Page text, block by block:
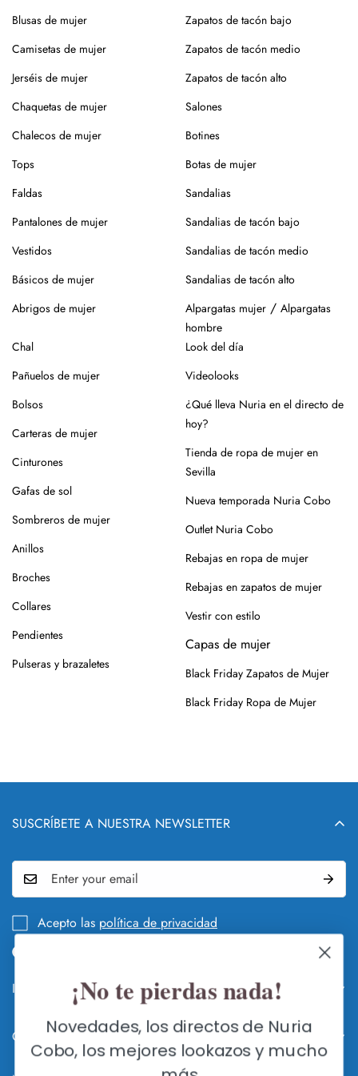
suciedad, limpiar con un paño ligeramente húmedo y
productos específicos para calzado de piel. Guarda en
lugar seco y con forma (relleno de papel o con horma),
alejados de fuentes de calor.
Para los modelos de yute, evita mojar la suela. En caso de
roce, usa un cepillo suave en seco.
Siempre es mejor guardarlos en su caja o funda de tela,
para que se conserven como el primer día.
Blusas de mujer
Camisetas de mujer
Jerséis de mujer
Chaquetas de mujer
Chalecos de mujer
Tops
Faldas
Pantalones de mujer
Vestidos
Básicos de mujer
Abrigos de mujer
Zapatos de tacón bajo
Zapatos de tacón medio
Zapatos de tacón alto
Salones
Botines
Botas de mujer
Sandalias
Sandalias de tacón bajo
Sandalias de tacón medio
Sandalias de tacón alto
Alpargatas mujer / Alpargatas
hombre
Chal
Pañuelos de mujer
Bolsos
Carteras de mujer
Cinturones
Gafas de sol
Sombreros de mujer
Anillos
Broches
Collares
Pendientes
Pulseras y brazaletes
Look del día
Videolooks
¿Qué lleva Nuria en el directo de
hoy?
Tienda de ropa de mujer en
Sevilla
Nueva temporada Nuria Cobo
Outlet Nuria Cobo
Rebajas en ropa de mujer
Rebajas en zapatos de mujer
Vestir con estilo
Capas de mujer
Black Friday Zapatos de Mujer
Black Friday Ropa de Mujer
SUSCRÍBETE A NUESTRA NEWSLETTER
Acepto las política de privacidad
Info legal y DEVOLUCIONES
QUIÉN Y QUÉ ES NURIA COBO
GUÍA DE CAMBIOS Y DEVOLUCIONES
Contacte con nosotros
FLAGSHIP STORE SEVILLA
¡No te pierdas nada!
Novedades, los directos de Nuria
Cobo, los mejores lookazos y mucho